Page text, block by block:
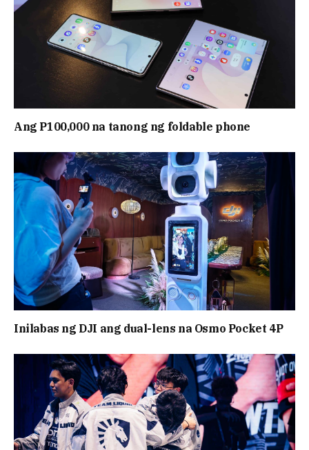
Ang P100,000 na tanong ng foldable phone
Inilabas ng DJI ang dual-lens na Osmo Pocket 4P